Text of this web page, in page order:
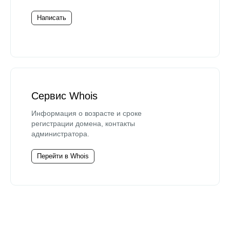
Написать
Сервис Whois
Информация о возрасте и сроке
регистрации домена, контакты
администратора.
Перейти в Whois